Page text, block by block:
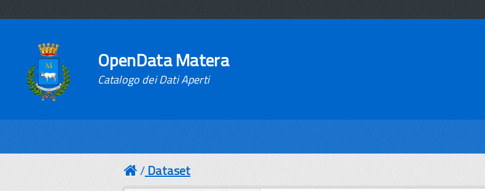
OpenData Matera
Catalogo dei Dati Aperti
Dataset